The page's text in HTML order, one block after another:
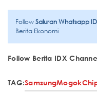
FollowSaluran Whatsapp
Berita Ekonomi
Follow Berita IDX
TAG:SamsungMogok